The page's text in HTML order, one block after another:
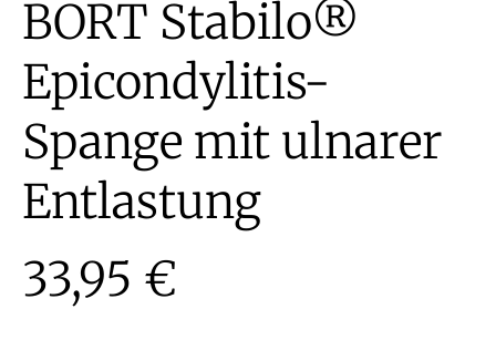
BORT Stabilo®
Epicondylitis-
Spange mit ulnarer
Entlastung
33,95 €